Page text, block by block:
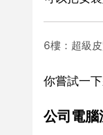
6樓：超級
你嘗試一
公司電腦